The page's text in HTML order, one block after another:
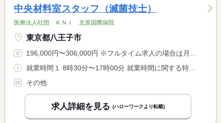
中央材料室スタッフ（滅菌技士）
医療法人社団 ＫＮＩ 北原国際病院
東京都八王子市
196,000円〜306,000円 ※フルタイム求人の場合は月額（換算額）、パート求人の場合は時間額を表示しています。
その他
求人詳細を見る (ハローワークより転載)